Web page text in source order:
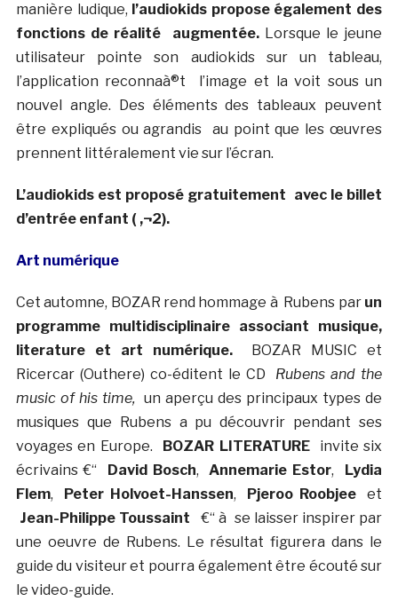
manière ludique, l’audiokids propose également des
fonctions de réalité augmentée.Lorsque le jeune
utilisateur pointe son audiokids sur un tableau,
l’application reconnaà®t l’image et la voit sous un
nouvel angle. Des éléments des tableaux peuvent
être expliqués ou agrandis au point que les œuvres
prennent littéralement vie sur l’écran.
L’audiokids est proposé gratuitement avec le billet
d’entrée enfant ( ‚¬2).
Art numérique
Cet automne, BOZAR rend hommage à Rubens par un
programme multidisciplinaire associant musique,
literature et art numérique.
BOZAR MUSIC et
Ricercar (Outhere) co-éditent le CD Rubens and the
music of his time, un aperçu des principaux types de
musiques que Rubens a pu découvrir pendant ses
voyages en Europe.
BOZAR LITERATURE invite six
écrivains €“
David Bosch,Annemarie Estor,
Lydia
Flem, Peter Holvoet-Hanssen, Pjeroo Roobjeeet
Jean-Philippe Toussaint
€“ à se laisser inspirer par
une oeuvre de Rubens. Le résultat figurera dans le
guide du visiteur et pourra également être écouté sur
le video-guide.